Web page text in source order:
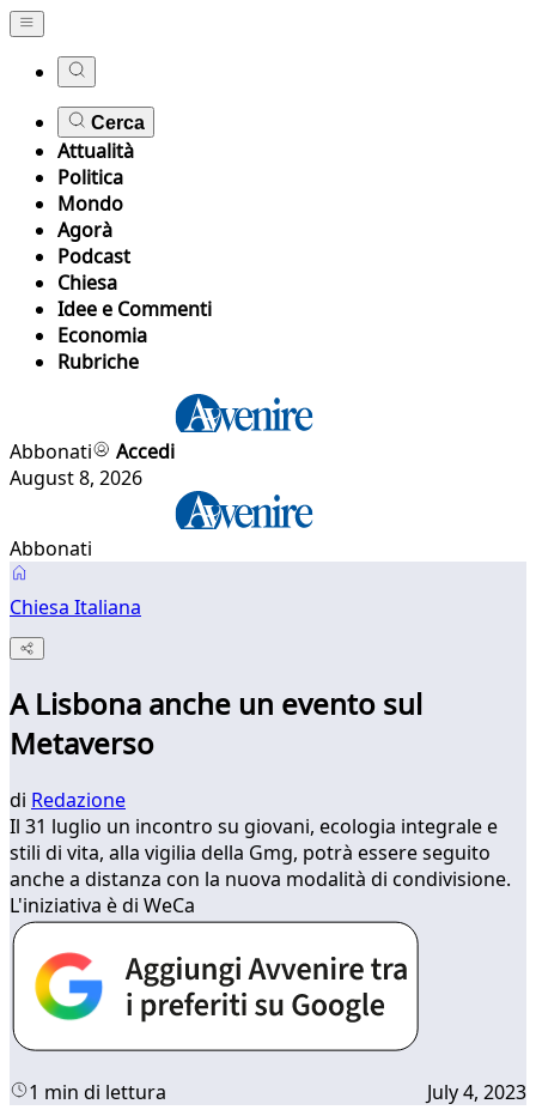
Cerca
Attualità
Politica
Mondo
Agorà
Podcast
Chiesa
Idee e Commenti
Economia
Rubriche
Abbonati
Accedi
August 8, 2026
Abbonati
Chiesa Italiana
A Lisbona anche un evento sul
Metaverso
di Redazione
Il 31 luglio un incontro su giovani, ecologia integrale e
stili di vita, alla vigilia della Gmg, potrà essere seguito
anche a distanza con la nuova modalità di condivisione.
L'iniziativa è di WeCa
1 min di lettura July 4, 2023